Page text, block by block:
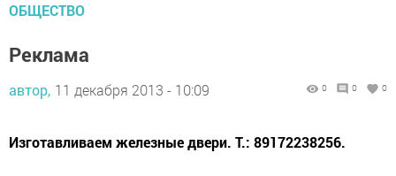
ОБЩЕСТВО
Реклама
автор, 11 декабря 2013 - 10:09 0 0 0
Изготавливаем железные двери. Т.: 89172238256.